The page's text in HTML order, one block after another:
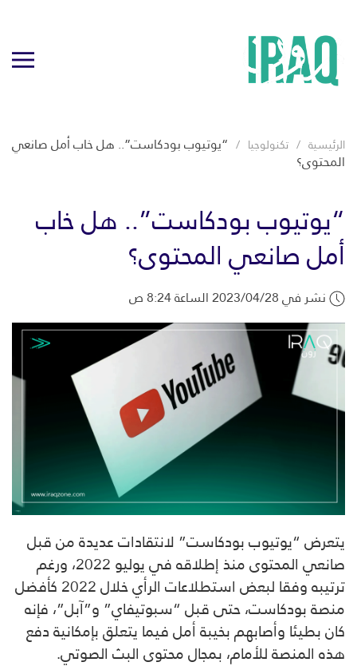
الرئيسية تكنولوجيا “يوتيوب بودكاست”.. هل خاب أمل صانعي
المحتوى؟
“يوتيوب بودكاست”.. هل خاب
أمل صانعي المحتوى؟
نشر في 2023/04/28 الساعة 8:24 ص
يتعرض “يوتيوب بودكاست” لانتقادات عديدة من قبل
صانعي المحتوى منذ إطلاقه في يوليو 2022، ورغم
ترتيبه وفقا لبعض استطلاعات الرأي خلال 2022 كأفضل
منصة بودكاست، حتى قبل “سبوتيفاي” و”آبل”، فإنه
كان بطيئا وأصابهم بخيبة أمل فيما يتعلق بإمكانية دفع
هذه المنصة للأمام، بمجال محتوى البث الصوتي.